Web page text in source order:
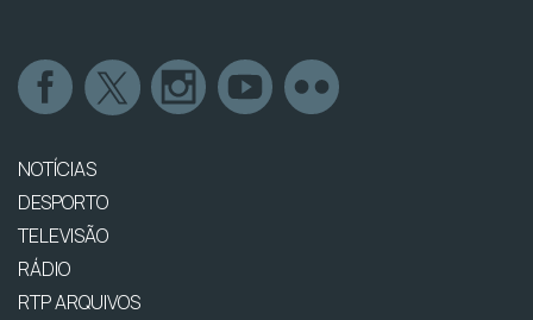
NOTÍCIAS
DESPORTO
TELEVISÃO
RÁDIO
RTP ARQUIVOS